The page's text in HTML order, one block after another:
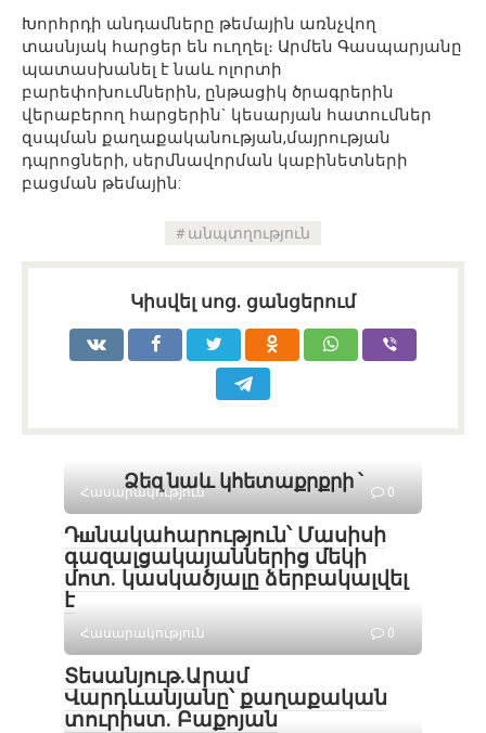
Խորհրդի անդամները թեմային առնչվող
տասնյակ հարցեր են ուղղել։ Արմեն Գասպարյանը
պատասխանել է նաև ոլորտի
բարեփոխումներին, ընթացիկ ծրագրերին
վերաբերող հարցերին` կեսարյան հատումներ
զսպման քաղաքականության,մայրության
դպրոցների, սերմնավորման կաբինետների
բացման թեմային:
անպտղություն
Կիսվել սոց․ ցանցերում
Ձեզ նաև կհետաքրքրի ՝
Հասարակություն 0
Դшնակահարություն՝ Մասիսի
գազալցակայաններից մեկի
մոտ. կասկածյալը ձերբակալվել
է
Հասարակություն 0
Տեսանյութ․Արամ
Վարդևանյանը՝ քաղաքական
տուրիստ. Բաքոյան